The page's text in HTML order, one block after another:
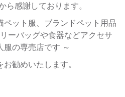
ら感謝しております。
ペット服、ブランドペット用品
ーバッグや食器などアクセサ
服の専売店です ～
勧めいたします。